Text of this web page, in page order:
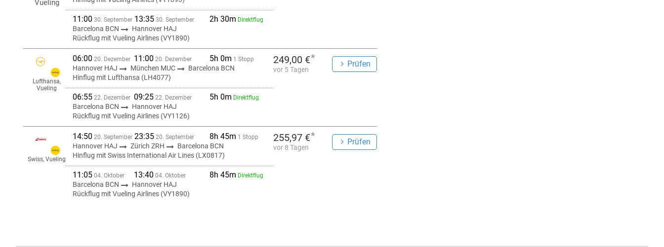
11:00 30. September 13:35 30. September 2h 30m Direktflug
Barcelona BCN
Hannover HAJ
Rückflug mit Vueling Airlines (VY1890)
Vueling
06:00 20. Dezember 11:00 20. Dezember 5h 0m 1 Stopp
Hannover HAJ München MUC
Barcelona BCN
Hinflug mit Lufthansa (LH4077)
06:55 22. Dezember 09:25 22. Dezember 5h 0m Direktflug
Barcelona BCN
Hannover HAJ
Rückflug mit Vueling Airlines (VY1126)
Lufthansa,
Vueling
249,00 €*
vor 5 Tagen
Prüfen
14:50 20. September 23:35 20. September 8h 45m 1 Stopp
Hannover HAJ Zürich ZRH
Barcelona BCN
Hinflug mit Swiss International Air Lines (LX0817)
11:05 04. Oktober 13:40 04. Oktober 8h 45m Direktflug
Barcelona BCN
Hannover HAJ
Rückflug mit Vueling Airlines (VY1890)
Swiss, Vueling
255,97 €*
vor 8 Tagen
Prüfen